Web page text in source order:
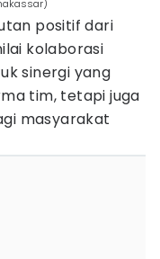
positif dari
kolaborasi
sinergi yang
tim, tetapi juga
masyarakat